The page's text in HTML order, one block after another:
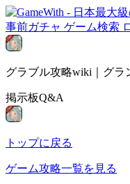
事前ガチャ ゲーム検索
グラブル攻略wiki｜グラ
掲示板Q&A
トップに戻る
ゲーム攻略一覧を見る